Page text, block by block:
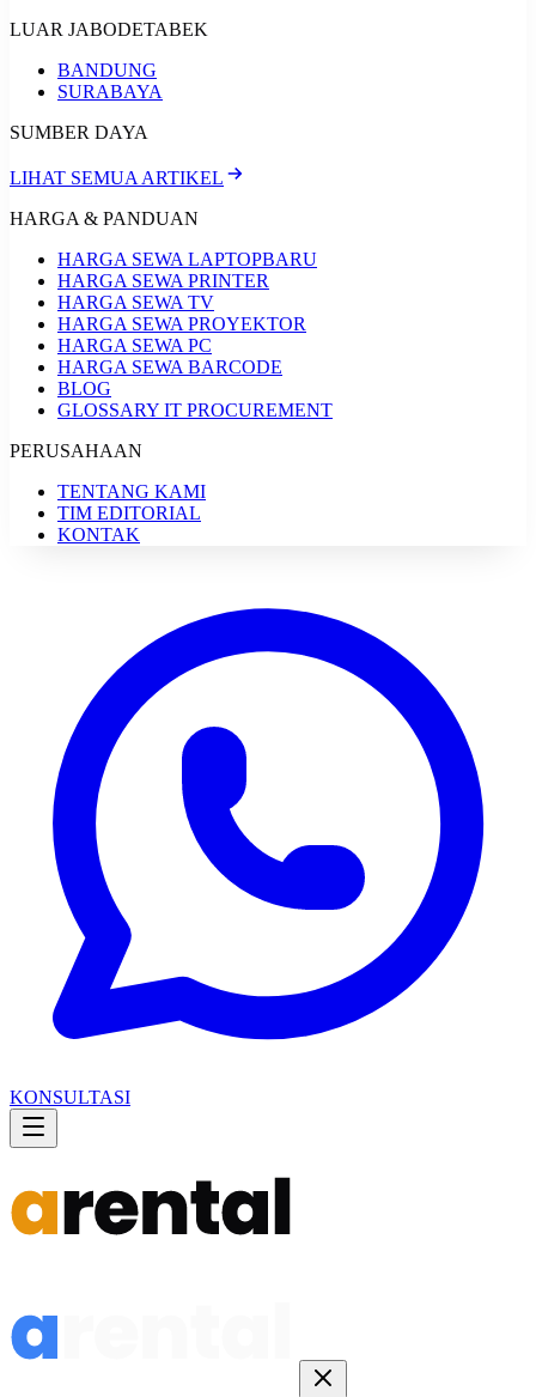
LUAR JABODETABEK
BANDUNG
SURABAYA
SUMBER DAYA
LIHAT SEMUA ARTIKEL
HARGA & PANDUAN
HARGA SEWA LAPTOPBARU
HARGA SEWA PRINTER
HARGA SEWA TV
HARGA SEWA PROYEKTOR
HARGA SEWA PC
HARGA SEWA BARCODE
BLOG
GLOSSARY IT PROCUREMENT
PERUSAHAAN
TENTANG KAMI
TIM EDITORIAL
KONTAK
KONSULTASI